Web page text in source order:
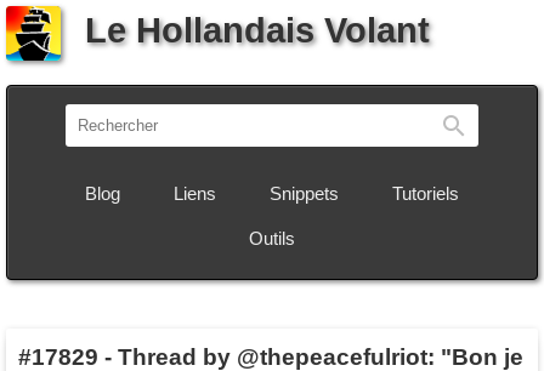
Le Hollandais Volant
Blog Liens Snippets Tutoriels
Outils
#17829 - Thread by @thepeacefulriot: "Bon je